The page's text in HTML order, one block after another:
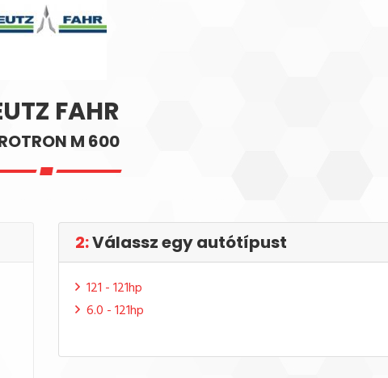
FAHR
M 600
2:Válassz egy autótípust
121 - 121hp
6.0 - 121hp